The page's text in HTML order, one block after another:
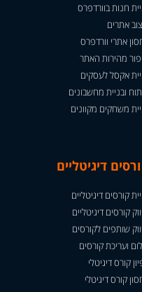
חנות בוורדפרס
אתרים
אתרי וורדפרס
מהירות האתר
אקסל לעסקים
ובניית מחשבונים
משחקים מקוונים
דיגיטליים
קורסים דיגיטליים
קורסים דיגיטליים
שותפים לקורסים
ועריכת קורסים
קורס דיגיטלי
קורס דיגיטלי